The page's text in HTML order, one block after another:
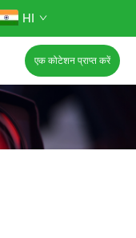
HI
एक कोटेशन प्राप्त करें